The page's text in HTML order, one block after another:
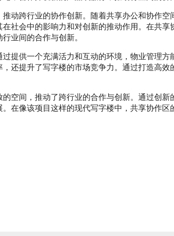
动跨行业的协作创新。随着共享办公和协作
社会中的影响力和对创新的推动作用。在共
业间的合作与创新。
提供一个充满活力和互动的环境，物业管理
还提升了写字楼的市场竞争力。通过打造高
空间，推动了跨行业的合作与创新。通过创
在像该项目这样的现代写字楼中，共享协作